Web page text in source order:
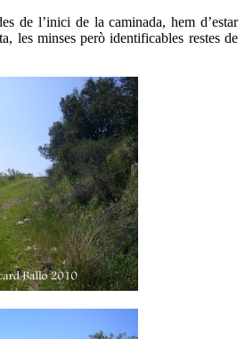
de l’inici de la caminada, hem d’estar
les minses però identificables restes de